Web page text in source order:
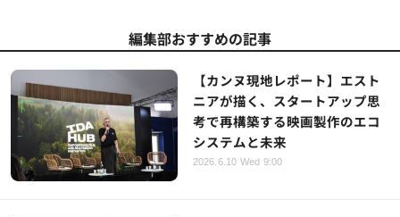
編集部おすすめの記事
【カンヌ現地レポート】エスト
ニアが描く、スタートアップ思
考で再構築する映画製作のエコ
システムと未来
2026.6.10 Wed 9:00